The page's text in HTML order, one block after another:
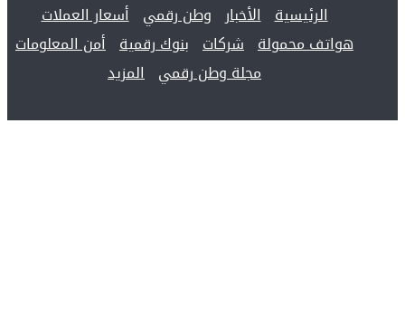
الرئيسية الأخبار وطن رقمي أسعار العملات
هواتف محمولة شركات بنوك رقمية أمن المعلومات
مجلة وطن رقمي المزيد